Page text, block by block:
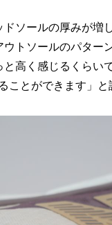
ソールの厚みが増
トソールのパター
と高く感じるくら
とができます」と